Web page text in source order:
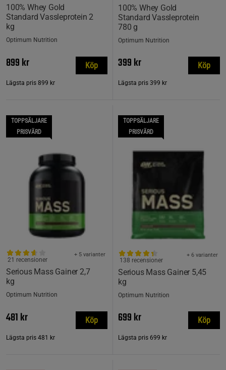
100% Whey Gold
Standard Vassleprotein 2
kg
Optimum Nutrition
899 kr
Lägsta pris 899 kr
Köp
100% Whey Gold
Standard Vassleprotein
780 g
Optimum Nutrition
399 kr
Lägsta pris 399 kr
Köp
TOPPSÄLJARE
PRISVÄRD
Serious Mass Gainer 2,7
kg
+ 5 varianter
21 recensioner
Optimum Nutrition
481 kr
Lägsta pris 481 kr
Köp
TOPPSÄLJARE
PRISVÄRD
Serious Mass Gainer 5,45
kg
+ 6 varianter
138 recensioner
Optimum Nutrition
699 kr
Lägsta pris 699 kr
Köp